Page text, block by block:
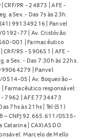
CRF/PR - 24873 | AFE -
a Sex. - Das 7s às 23h.
(41) 991349216 | Panvel
0192-77 | Av. Cristóvão
001 | Farmacêutico
CRF/RS - 590651 | AFE -
a Sex. - Das 7:30h às 22hs.
| Panvel
0514-05 | Av. Boqueirão –
Farmacêutico responsável:
- 7962 | AFE 7734473
7hs às 21hs | Tel (51)
– CNPJ 92.665.611/0535-
Catarina | CAXIAS DO
Marcelo de Mello